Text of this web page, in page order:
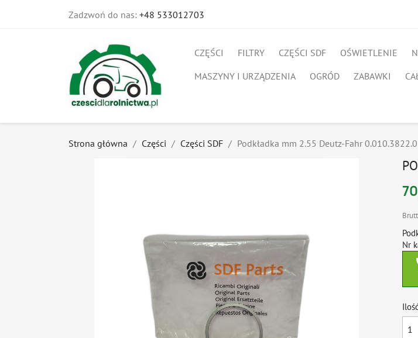
Zadzwoń do nas: +48 533012703
CZĘŚCI FILTRY CZĘŚCI SDF OŚWIETLENIE
MASZYNY I URZĄDZENIA
OGRÓD ZABAWKI
Strona główna Części Części SDF Podkładka mm 2.55 Deutz-Fahr 0.010.3822.0
Nr
Ilość